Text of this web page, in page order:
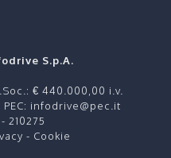
S.p.A.
€ 440.000,00 i.v.
PEC: infodrive@pec.it
210275
- Cookie